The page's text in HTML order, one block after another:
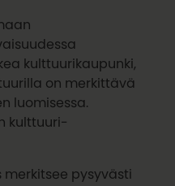
kulttuurikaupunki,
on merkittävä
luomisessa.
kulttuuri-
pysyvästi